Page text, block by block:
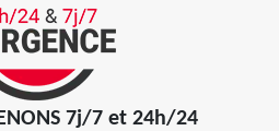
7j/7 et 24h/24